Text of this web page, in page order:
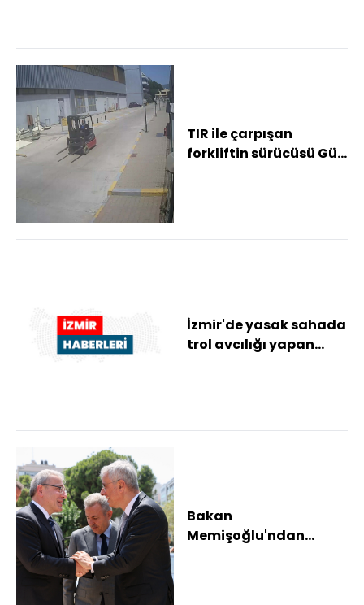
TIR ile çarpışan
forkliftin sürücüsü Gül,
İzmir'de yasak sahada
trol avcılığı yapan
Bakan
Memişoğlu'ndan